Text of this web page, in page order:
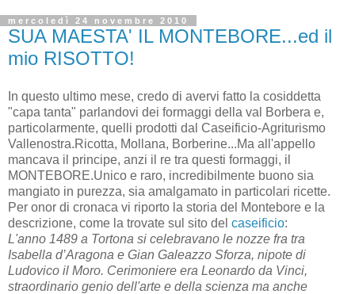
mercoledì 24 novembre 2010
SUA MAESTA' IL MONTEBORE...ed il
mio RISOTTO!
In questo ultimo mese, credo di avervi fatto la cosiddetta
"capa tanta" parlandovi dei formaggi della val Borbera e,
particolarmente, quelli prodotti dal Caseificio-Agriturismo
Vallenostra.Ricotta, Mollana, Borberine...Ma all'appello
mancava il principe, anzi il re tra questi formaggi, il
MONTEBORE.Unico e raro, incredibilmente buono sia
mangiato in purezza, sia amalgamato in particolari ricette.
Per onor di cronaca vi riporto la storia del Montebore e la
descrizione, come la trovate sul sito del caseificio:
L'anno 1489 a Tortona si celebravano le nozze fra tra
Isabella d’Aragona e Gian Galeazzo Sforza, nipote di
Ludovico il Moro. Cerimoniere era Leonardo da Vinci,
straordinario genio dell'arte e della scienza ma anche